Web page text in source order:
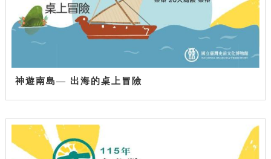
神遊南島— 出海的桌上冒險